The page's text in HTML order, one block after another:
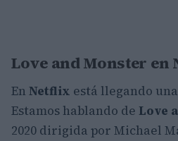
Love and Monster
En Netflix está llegando
Estamos hablando de Love
2020 dirigida por Michael